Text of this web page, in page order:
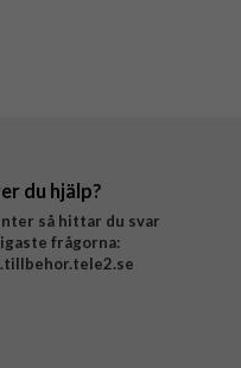
du hjälp?
så hittar du svar
frågorna: